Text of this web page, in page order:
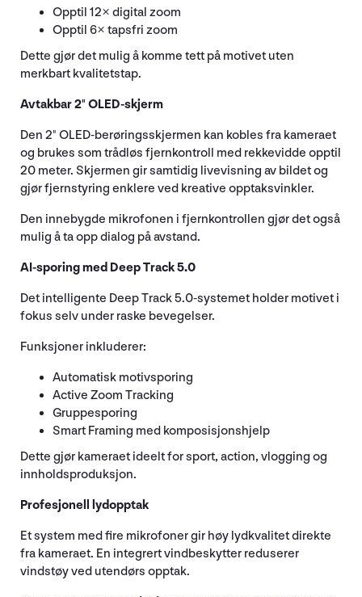
Opptil 12× digital zoom
Opptil 6× tapsfri zoom
Dette gjør det mulig å komme tett på motivet uten
merkbart kvalitetstap.
Avtakbar 2" OLED-skjerm
Den 2" OLED-berøringsskjermen kan kobles fra kameraet
og brukes som trådløs fjernkontroll med rekkevidde opptil
20 meter. Skjermen gir samtidig livevisning av bildet og
gjør fjernstyring enklere ved kreative opptaksvinkler.
Den innebygde mikrofonen i fjernkontrollen gjør det også
mulig å ta opp dialog på avstand.
AI-sporing med Deep Track 5.0
Det intelligente Deep Track 5.0-systemet holder motivet i
fokus selv under raske bevegelser.
Funksjoner inkluderer:
Automatisk motivsporing
Active Zoom Tracking
Gruppesporing
Smart Framing med komposisjonshjelp
Dette gjør kameraet ideelt for sport, action, vlogging og
innholdsproduksjon.
Profesjonell lydopptak
Et system med fire mikrofoner gir høy lydkvalitet direkte
fra kameraet. En integrert vindbeskytter reduserer
vindstøy ved utendørs opptak.